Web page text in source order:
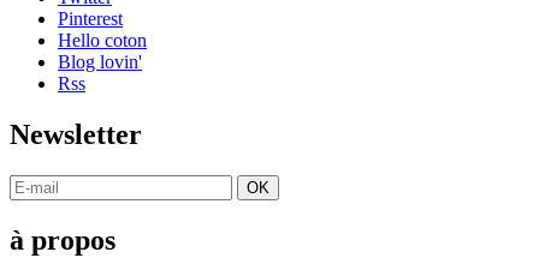
Pinterest
Hello coton
Blog lovin'
Rss
Newsletter
OK
à propos